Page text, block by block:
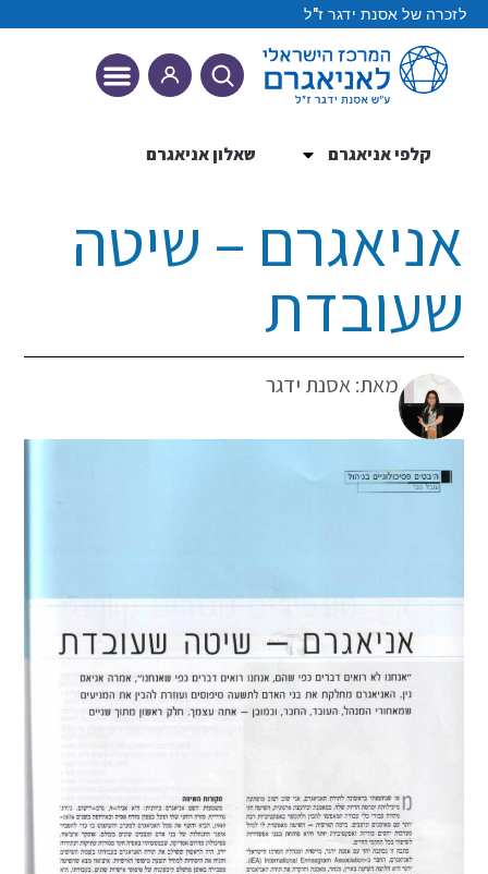
לזכרה של אסנת ידגר ז"ל
קלפי אניאגרם שאלון אניאגרם
אניאגרם – שיטה
שעובדת
מאת: אסנת ידגר